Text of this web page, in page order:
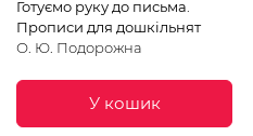
Готуємо руку до письма.
Прописи для дошкільнят
О. Ю. Подорожна
У кошик